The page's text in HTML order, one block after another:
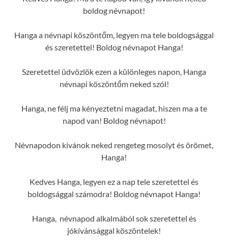
boldog névnapot!
Hanga a névnapi köszöntőm, legyen ma tele boldogsággal
és szeretettel! Boldog névnapot Hanga!
Szeretettel üdvözlök ezen a különleges napon, Hanga
névnapi köszöntőm neked szól!
Hanga, ne félj ma kényeztetni magadat, hiszen ma a te
napod van! Boldog névnapot!
Névnapodon kívánok neked rengeteg mosolyt és örömet,
Hanga!
Kedves Hanga, legyen ez a nap tele szeretettel és
boldogsággal számodra! Boldog névnapot Hanga!
Hanga, névnapod alkalmából sok szeretettel és
jókívánsággal köszöntelek!